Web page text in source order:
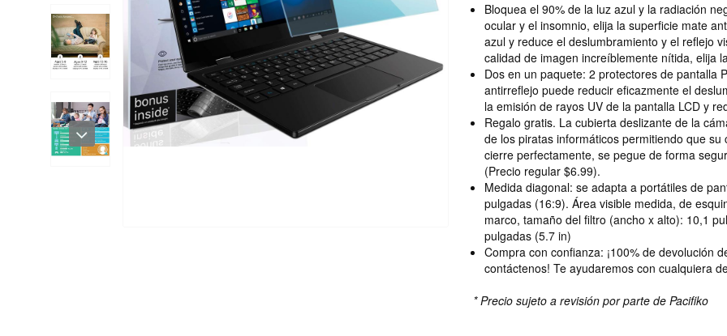
Bloquea el 90% de la luz azul y la radiación
ocular y el insomnio, elija la superficie mate
azul y reduce el deslumbramiento y el reflejo
calidad de imagen increíblemente nítida, elija
Dos en un paquete: 2 protectores de pantalla
antirreflejo puede reducir eficazmente el
la emisión de rayos UV de la pantalla LCD y
Regalo gratis. La cubierta deslizante de la
de los piratas informáticos permitiendo que
cierre perfectamente, se pegue de forma
(Precio regular $6.99).
Medida diagonal: se adapta a portátiles de
pulgadas (16:9). Área visible medida, de
marco, tamaño del filtro (ancho x alto): 10,1
pulgadas (5.7 in)
Compra con confianza: ¡100% de devolución
contáctenos! Te ayudaremos con cualquiera
* Precio sujeto a revisión por parte de Pacifiko